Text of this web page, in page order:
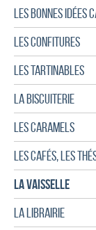
LES BONNES IDÉES
LES CONFITURES
LES TARTINABLES
LA BISCUITERIE
LES CARAMELS
LES CAFÉS, LES
LA VAISSELLE
LA LIBRAIRIE